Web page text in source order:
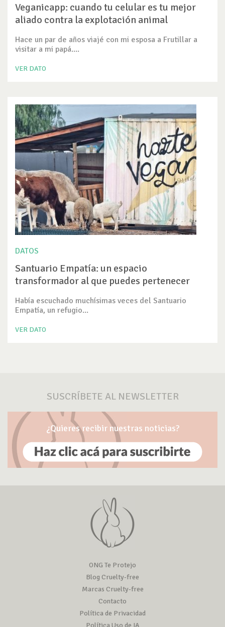
Veganicapp: cuando tu celular es tu mejor
aliado contra la explotación animal
Hace un par de años viajé con mi esposa a Frutillar a
visitar a mi papá....
VER DATO
DATOS
Santuario Empatía: un espacio
transformador al que puedes pertenecer
Había escuchado muchísimas veces del Santuario
Empatía, un refugio...
VER DATO
SUSCRÍBETE AL NEWSLETTER
¿Quieres recibir nuestras noticias?
ONG Te Protejo
Blog Cruelty-free
Marcas Cruelty-free
Contacto
Política de Privacidad
Política Uso de IA